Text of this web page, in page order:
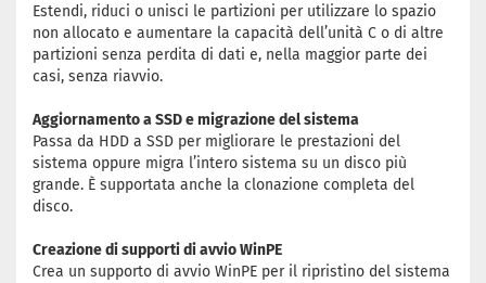
Estendi, riduci o unisci le partizioni per utilizzare lo spazio
non allocato e aumentare la capacità dell’unità C o di altre
partizioni senza perdita di dati e, nella maggior parte dei
casi, senza riavvio.
Aggiornamento a SSD e migrazione del sistema
Passa da HDD a SSD per migliorare le prestazioni del
sistema oppure migra l’intero sistema su un disco più
grande. È supportata anche la clonazione completa del
disco.
Creazione di supporti di avvio WinPE
Crea un supporto di avvio WinPE per il ripristino del sistema